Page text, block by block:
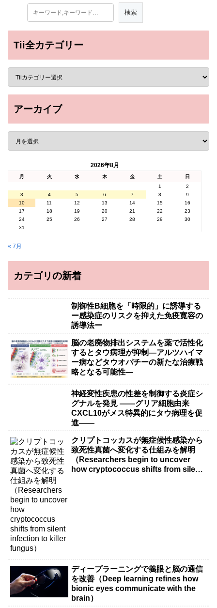
Tii全カテゴリー
アーカイブ
2026年8月
月 火 水 木 金 土
日
1
2
3
4 5 6 7 8
9
10
11 12 13 14 15
16
17
18 19 20 21 22
23
24
25 26 27 28 29
30
31
« 7月
カテゴリの新着
制御性B細胞を「時限的」に誘導する
ー感染症のリスクを抑えた免疫寛容の
誘導法ー
脳の老廃物排出システムを薬で活性化
するとタウ病理が抑制―アルツハイマ
ー病などタウオパチーの新たな治療戦
略となる可能性―
神経変性疾患の性差を制御する炎症シ
グナルを発見 ――グリア細胞由来
CXCL10がメス特異的にタウ病理を促
進――
クリプトコッカスが無症候性感染から
致死性真菌へ変化する仕組みを解明
（Researchers begin to uncover
how cryptococcus shifts from silent
ディープラーニングで義眼と脳の通信
を改善（Deep learning refines how
bionic eyes communicate with the
brain）